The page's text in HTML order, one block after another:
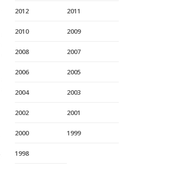
2012 2011
2010 2009
2008 2007
2006 2005
2004 2003
2002 2001
2000 1999
1998